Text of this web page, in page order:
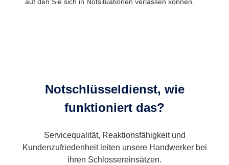
auf den Sie sich in Notsituationen verlassen können.
Notschlüsseldienst, wie
funktioniert das?
Servicequalität, Reaktionsfähigkeit und
Kundenzufriedenheit leiten unsere Handwerker bei
ihren Schlossereinsätzen.